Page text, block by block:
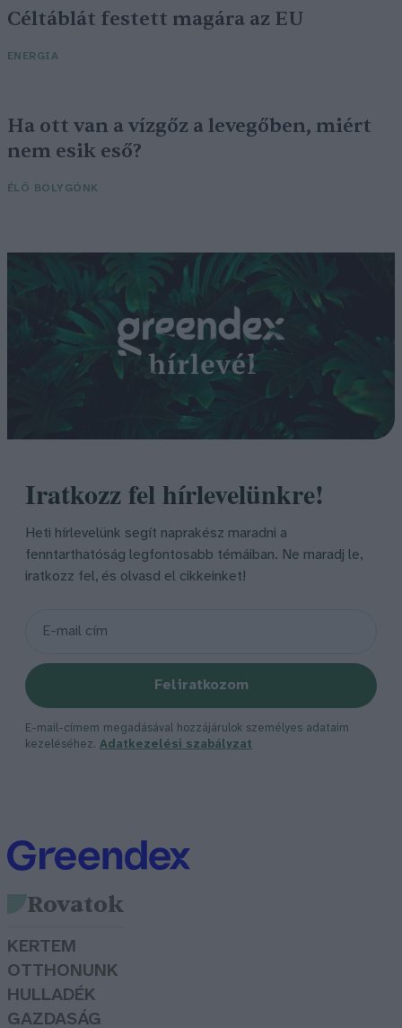
Céltáblát festett magára az EU
ENERGIA
Ha ott van a vízgőz a levegőben, miért
nem esik eső?
ÉLŐ BOLYGÓNK
Iratkozz fel hírlevelünkre!
Heti hírlevelünk segít naprakész maradni a
fenntarthatóság legfontosabb témáiban. Ne maradj le,
iratkozz fel, és olvasd el cikkeinket!
Feliratkozom
E-mail-címem megadásával hozzájárulok személyes adataim
kezeléséhez. Adatkezelési szabályzat
Rovatok
KERTEM
OTTHONUNK
HULLADÉK
GAZDASÁG